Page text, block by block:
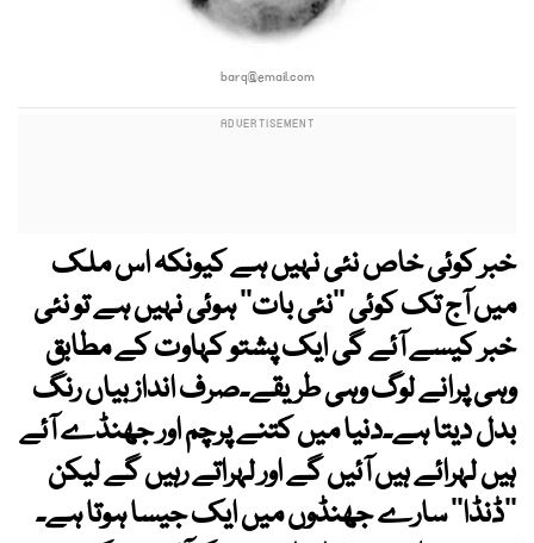
barq@email.com
خبر کوئی خاص نئی نہیں ہے کیونکہ اس ملک
میں آج تک کوئی ’’نئی بات‘‘ ہوئی نہیں ہے تو نئی
خبر کیسے آئے گی ایک پشتو کہاوت کے مطابق
وہی پرانے لوگ وہی طریقے۔صرف انداز بیاں رنگ
بدل دیتا ہے۔دنیا میں کتنے پرچم اور جھنڈے آئے
ہیں لہرائے ہیں آئیں گے اور لہراتے رہیں گے لیکن
’’ڈنڈا‘‘ سارے جھنڈوں میں ایک جیسا ہوتا ہے۔